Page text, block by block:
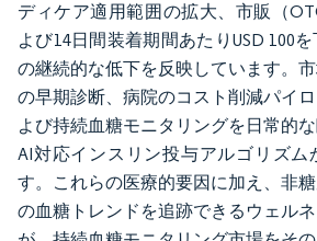
ディケア適用範囲の拡大、市販（
よび14日間装着期間あたりUSD 100
の継続的な低下を反映しています。
の早期診断、病院のコスト削減パイ
よび持続血糖モニタリングを日常的
AI対応インスリン投与アルゴリズム
す。これらの医療的要因に加え、非
の血糖トレンドを追跡できるウェル